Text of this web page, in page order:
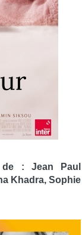
: Jean Paul
Khadra, Sophie